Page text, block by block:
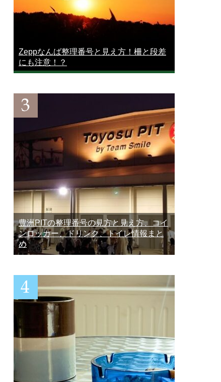
Zeppなんば整理番号と見え方！柵と段差
にも注意！？
豊洲PITの整理番号の見方と見え方、コイ
ンロッカー、ドリンク、トイレ情報まと
め